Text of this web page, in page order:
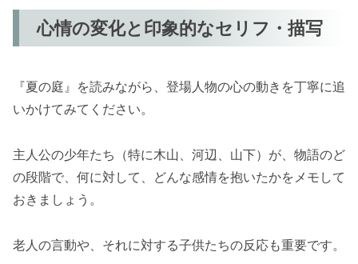
心情の変化と印象的なセリフ・描写
『夏の庭』を読みながら、登場人物の心の動きを丁寧に追
いかけてみてください。
主人公の少年たち（特に木山、河辺、山下）が、物語のど
の段階で、何に対して、どんな感情を抱いたかをメモして
おきましょう。
老人の言動や、それに対する子供たちの反応も重要です。